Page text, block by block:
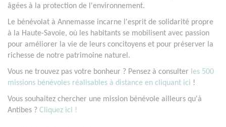
âgées à la protection de l'environnement.
Le bénévolat à Annemasse incarne l'esprit de solidarité propre
à la Haute-Savoie, où les habitants se mobilisent avec passion
pour améliorer la vie de leurs concitoyens et pour préserver la
richesse de notre patrimoine naturel.
Vous ne trouvez pas votre bonheur ? Pensez à consulter les 500
missions bénévoles réalisables à distance en cliquant ici !
Vous souhaitez chercher une mission bénévole ailleurs qu'à
Antibes ? Cliquez ici !